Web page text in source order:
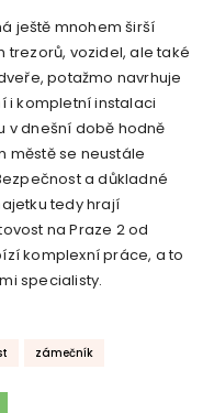
ještě mnohem širší
trezorů, vozidel, ale také
potažmo navrhuje
i kompletní instalaci
v dnešní době hodně
městě se neustále
a důkladné
tedy hrají
na Praze 2 od
komplexní práce, a to
specialisty.
zámečník